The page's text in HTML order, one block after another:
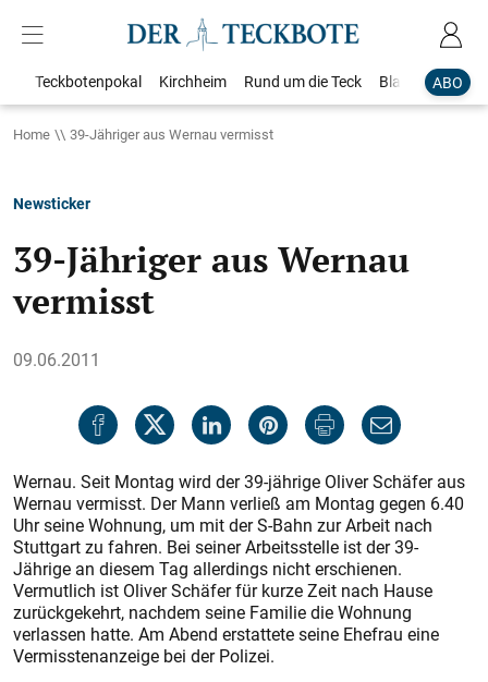
ABO
Teckbotenpokal Kirchheim Rund um die Teck Blaulicht
Home 39-Jähriger aus Wernau vermisst
Newsticker
39-Jähriger aus Wernau
vermisst
09.06.2011
Wernau. Seit Montag wird der 39-jährige Oliver Schäfer aus
Wernau vermisst. Der Mann verließ am Montag gegen 6.40
Uhr seine Wohnung, um mit der S-Bahn zur Arbeit nach
Stuttgart zu fahren. Bei seiner Arbeitsstelle ist der 39-
Jährige an diesem Tag allerdings nicht erschienen.
Vermutlich ist Oliver Schäfer für kurze Zeit nach Hause
zurückgekehrt, nachdem seine Familie die Wohnung
verlassen hatte. Am Abend erstattete seine Ehefrau eine
Vermisstenanzeige bei der Polizei.